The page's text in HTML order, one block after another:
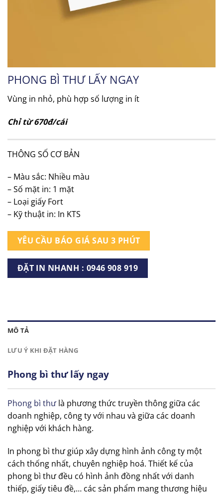
PHONG BÌ THƯ LẤY NGAY
Vùng in nhỏ, phù hợp số lượng in ít
Chỉ từ 670đ/cái
THÔNG SỐ CƠ BẢN
– Màu sắc: Nhiều màu
– Số mặt in: 1 mặt
– Loại giấy Fort
– Kỹ thuật in: In KTS
YÊU CẦU BÁO GIÁ SAU 3 PHÚT
ĐẶT IN NHANH : 0946 908 919
MÔ TẢ
LƯU Ý KHI ĐẶT HÀNG
Phong bì thư lấy ngay
Phong bì thư là phương thức truyền thông giữa các
doanh nghiệp, công ty với nhau và giữa các doanh
nghiệp với khách hàng.
In phong bì thư giúp xây dựng hình ảnh công ty một
cách thống nhất, chuyên nghiệp hoá. Thiết kế của
phong bì thư đều có hình ảnh đồng nhất với danh
thiếp, giấy tiêu đề,… các sản phẩm mang thương hiệu